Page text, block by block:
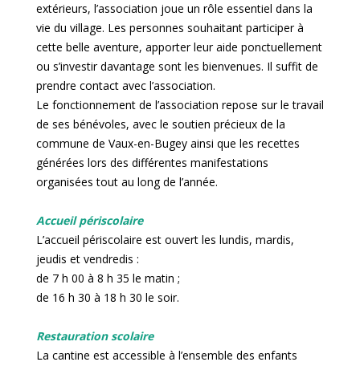
extérieurs, l’association joue un rôle essentiel dans la
vie du village. Les personnes souhaitant participer à
cette belle aventure, apporter leur aide ponctuellement
ou s’investir davantage sont les bienvenues. Il suffit de
prendre contact avec l’association.
Le fonctionnement de l’association repose sur le travail
de ses bénévoles, avec le soutien précieux de la
commune de Vaux-en-Bugey ainsi que les recettes
générées lors des différentes manifestations
organisées tout au long de l’année.
Accueil périscolaire
L’accueil périscolaire est ouvert les lundis, mardis,
jeudis et vendredis :
de 7 h 00 à 8 h 35 le matin ;
de 16 h 30 à 18 h 30 le soir.
Restauration scolaire
La cantine est accessible à l’ensemble des enfants